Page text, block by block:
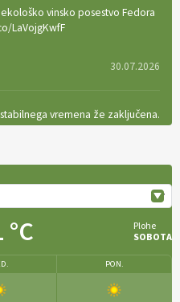
vinsko posestvo Fedora
LaVojgKwfF
30.07.2026
vremena že zaključena.
t.co/TtKoOF5ENS
borovnice so odlična izbira za
22.07.2026
Plohe
SOBOTA
PON.